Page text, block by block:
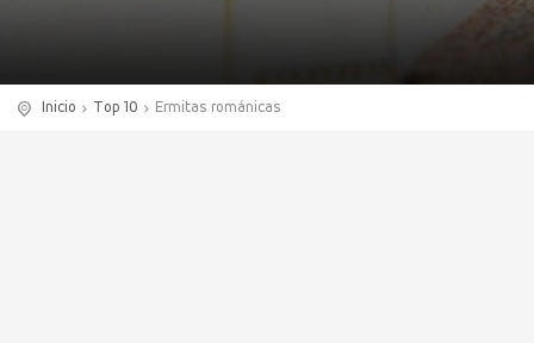
Inicio Top 10 Ermitas románicas